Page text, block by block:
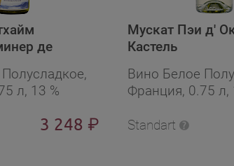
де
л, 13 %
3 248 ₽
Мускат Пэи д'
Кастель
Вино Белое
Франция, 0.75 л,
Standart